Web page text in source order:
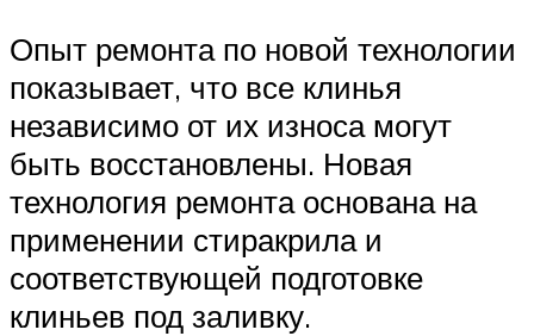
Опыт ремонта по новой технологии
показывает, что все клинья
независимо от их износа могут
быть восстановлены. Новая
технология ремонта основана на
применении стиракрила и
соответствующей подготовке
клиньев под заливку.